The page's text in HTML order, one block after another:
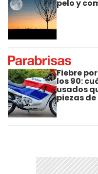
pelo y
Fiebre
los 90:
usados
piezas